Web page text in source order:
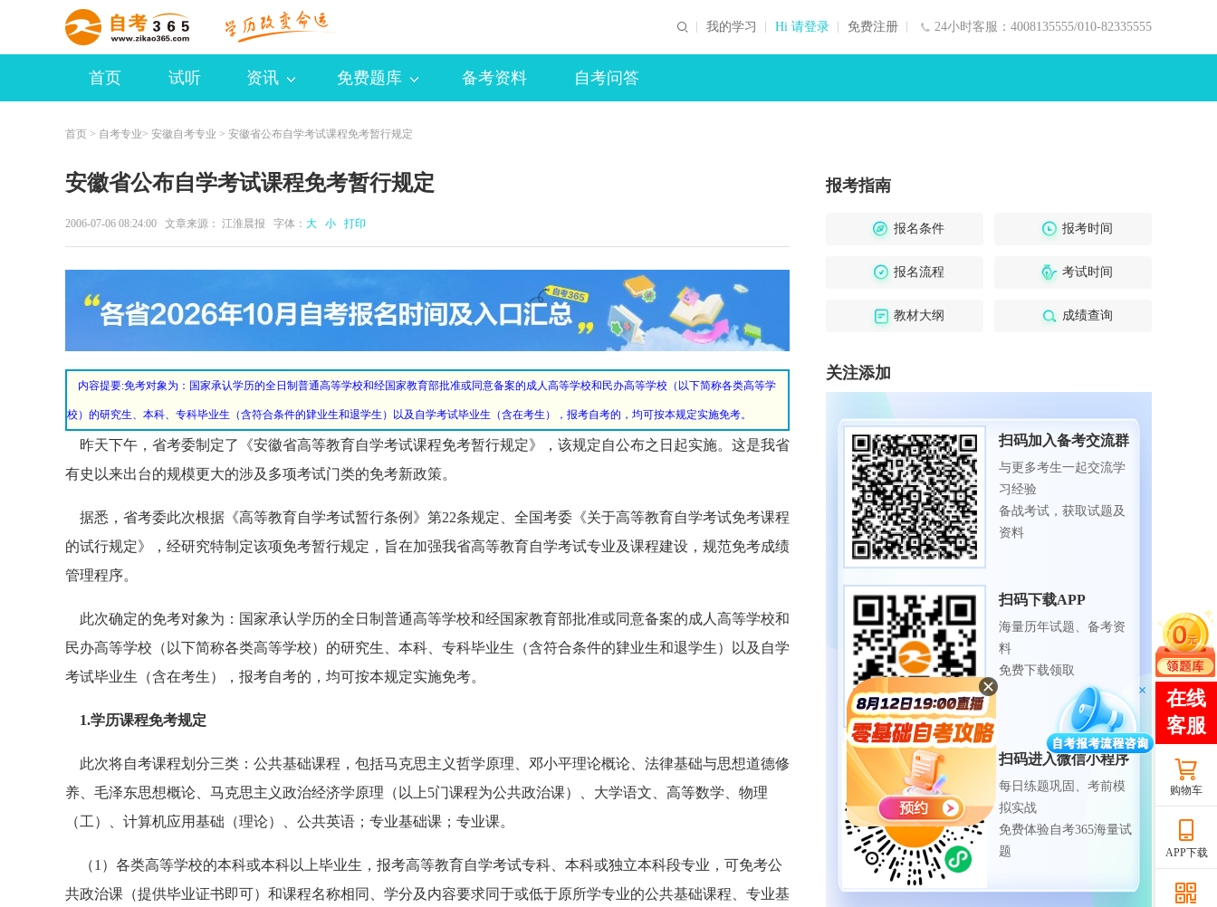
24小时客服：4008135555/010-82335555
我的学习 Hi 请登录 免费注册
首页 试听 资讯 免费题库 备考资料 自考问答
首页 > 自考专业> 安徽自考专业 > 安徽省公布自学考试课程免考暂行规定
安徽省公布自学考试课程免考暂行规定
2006-07-06 08:24:00 文章来源： 江淮晨报 字体： 大 小 打印
内容提要:免考对象为：国家承认学历的全日制普通高等学校和经国家教育部批准或同意备案的成人高等学校和民办高等学校（以下简称各类高等学
校）的研究生、本科、专科毕业生（含符合条件的肄业生和退学生）以及自学考试毕业生（含在考生），报考自考的，均可按本规定实施免考。
昨天下午，省考委制定了《安徽省高等教育自学考试课程免考暂行规定》，该规定自公布之日起实施。这是我省
有史以来出台的规模更大的涉及多项考试门类的免考新政策。
据悉，省考委此次根据《高等教育自学考试暂行条例》第22条规定、全国考委《关于高等教育自学考试免考课程
的试行规定》，经研究特制定该项免考暂行规定，旨在加强我省高等教育自学考试专业及课程建设，规范免考成绩
管理程序。
此次确定的免考对象为：国家承认学历的全日制普通高等学校和经国家教育部批准或同意备案的成人高等学校和
民办高等学校（以下简称各类高等学校）的研究生、本科、专科毕业生（含符合条件的肄业生和退学生）以及自学
考试毕业生（含在考生），报考自考的，均可按本规定实施免考。
1.学历课程免考规定
此次将自考课程划分三类：公共基础课程，包括马克思主义哲学原理、邓小平理论概论、法律基础与思想道德修
养、毛泽东思想概论、马克思主义政治经济学原理（以上5门课程为公共政治课）、大学语文、高等数学、物理
（工）、计算机应用基础（理论）、公共英语；专业基础课；专业课。
（1）各类高等学校的本科或本科以上毕业生，报考高等教育自学考试专科、本科或独立本科段专业，可免考公
共政治课（提供毕业证书即可）和课程名称相同、学分及内容要求同于或低于原所学专业的公共基础课程、专业基
报考指南
报名条件 报考时间
报名流程 考试时间
教材大纲 成绩查询
关注添加
扫码加入备考交流群
与更多考生一起交流学
习经验
备战考试，获取试题及
资料
扫码下载APP
海量历年试题、备考资
料
免费下载领取
扫码进入微信小程序
每日练题巩固、考前模
拟实战
免费体验自考365海量试
题
购物车
APP下载